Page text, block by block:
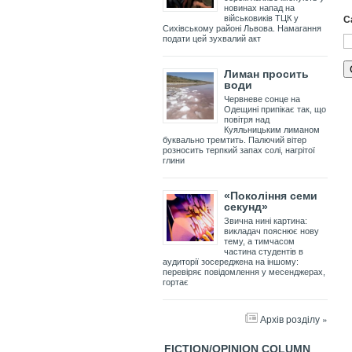
новинах напад на
військовиків ТЦК у
Сихівському районі Львова. Намагання
подати цей зухвалий акт
Лиман просить
води
Червневе сонце на
Одещині припікає так, що
повітря над
Куяльницьким лиманом
буквально тремтить. Палючий вітер
розносить терпкий запах солі, нагрітої
глини
«Покоління семи
секунд»
Звична нині картина:
викладач пояснює нову
тему, а тимчасом
частина студентів в
аудиторії зосереджена на іншому:
перевіряє повідомлення у месенджерах,
гортає
Архів розділу »
FICTION/OPINION COLUMN